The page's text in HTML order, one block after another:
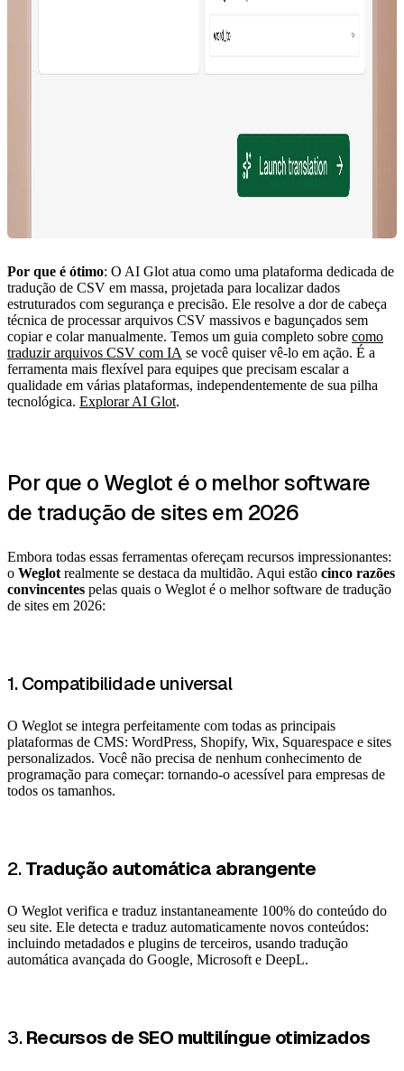
Por que é ótimo: O AI Glot atua como uma plataforma dedicada de
tradução de CSV em massa, projetada para localizar dados
estruturados com segurança e precisão. Ele resolve a dor de cabeça
técnica de processar arquivos CSV massivos e bagunçados sem
copiar e colar manualmente. Temos um guia completo sobre como
traduzir arquivos CSV com IA se você quiser vê-lo em ação. É a
ferramenta mais flexível para equipes que precisam escalar a
qualidade em várias plataformas, independentemente de sua pilha
tecnológica. Explorar AI Glot.
Por que o Weglot é o melhor software
de tradução de sites em 2026
Embora todas essas ferramentas ofereçam recursos impressionantes:
o Weglot realmente se destaca da multidão. Aqui estão cinco razões
convincentes pelas quais o Weglot é o melhor software de tradução
de sites em 2026:
1. Compatibilidade universal
O Weglot se integra perfeitamente com todas as principais
plataformas de CMS: WordPress, Shopify, Wix, Squarespace e sites
personalizados. Você não precisa de nenhum conhecimento de
programação para começar: tornando-o acessível para empresas de
todos os tamanhos.
2.Tradução automática abrangente
O Weglot verifica e traduz instantaneamente 100% do conteúdo do
seu site. Ele detecta e traduz automaticamente novos conteúdos:
incluindo metadados e plugins de terceiros, usando tradução
automática avançada do Google, Microsoft e DeepL.
3.Recursos de SEO multilíngue otimizados